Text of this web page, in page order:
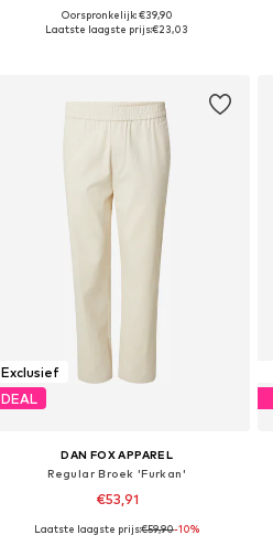
Beschikbare maten: S, M, L, XL, XXL
Oorspronkelijk: €39,90
Laatste laagste prijs:€23,03
Exclusief
DEAL
DAN FOX APPAREL
Regular Broek 'Furkan'
€53,91
Laatste laagste prijs:€59,90-10%